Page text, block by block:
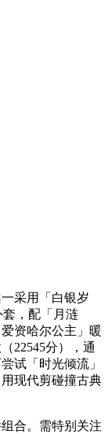
采用「白银岁
套，配「月涟
资哈尔公主」暖
22545分），通
试「时光倾流」
现代剪碰撞古典
合。需特别关注